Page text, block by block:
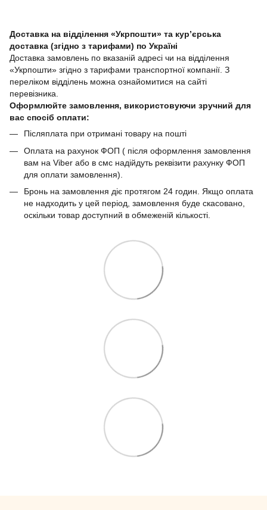
Доставка на відділення «Укрпошти» та кур’єрська
доставка (згідно з тарифами) по Україні
Доставка замовлень по вказаній адресі чи на відділення
«Укрпошти» згідно з тарифами транспортної компанії. З
переліком відділень можна ознайомитися на сайті
перевізника.
Оформлюйте замовлення, використовуючи зручний для
вас спосіб оплати:
Післяплата при отримані товару на пошті
Оплата на рахунок ФОП ( після оформлення замовлення
вам на Viber або в смс надійдуть реквізити рахунку ФОП
для оплати замовлення).
Бронь на замовлення діє протягом 24 годин. Якщо оплата
не надходить у цей період, замовлення буде скасовано,
оскільки товар доступний в обмеженій кількості.